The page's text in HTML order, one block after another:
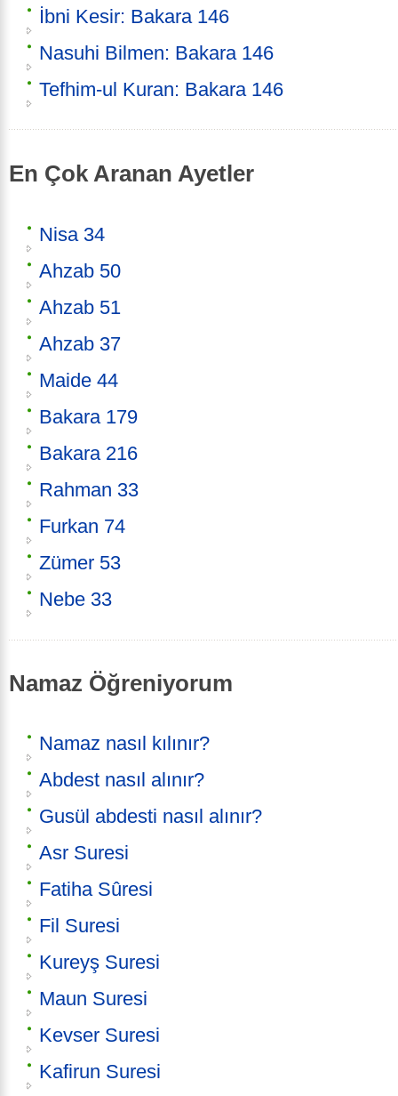
İbni Kesir: Bakara 146
Nasuhi Bilmen: Bakara 146
Tefhim-ul Kuran: Bakara 146
En Çok Aranan Ayetler
Nisa 34
Ahzab 50
Ahzab 51
Ahzab 37
Maide 44
Bakara 179
Bakara 216
Rahman 33
Furkan 74
Zümer 53
Nebe 33
Namaz Öğreniyorum
Namaz nasıl kılınır?
Abdest nasıl alınır?
Gusül abdesti nasıl alınır?
Asr Suresi
Fatiha Sûresi
Fil Suresi
Kureyş Suresi
Maun Suresi
Kevser Suresi
Kafirun Suresi